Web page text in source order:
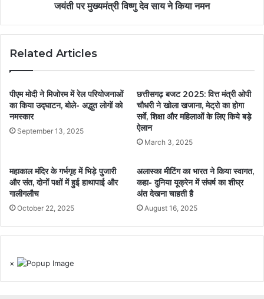
जयंती पर मुख्यमंत्री विष्णु देव साय ने किया नमन
Related Articles
पीएम मोदी ने मिजोरम में रेल परियोजनाओं
का किया उद्घाटन, बोले- अद्भुत लोगों को
नमस्कार
September 13, 2025
छत्तीसगढ़ बजट 2025: वित्त मंत्री ओपी
चौधरी ने खोला खजाना, मेट्रो का होगा
सर्वे, शिक्षा और महिलाओं के लिए किये बड़े
ऐलान
March 3, 2025
महाकाल मंदिर के गर्भगृह में भिड़े पुजारी
और संत, दोनों पक्षों में हुई हाथापाई और
गालीगलौच
October 22, 2025
अलास्का मीटिंग का भारत ने किया स्वागत,
कहा- दुनिया यूक्रेन में संघर्ष का शीघ्र
अंत देखना चाहती है
August 16, 2025
×